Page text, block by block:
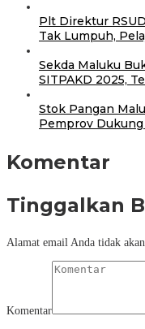
Plt Direktur
Tak Lumpuh,
Sekda Maluku
SITPAKD 2025,
Stok Pangan
Pemprov Dukung
Komentar
Tinggalkan
Alamat email Anda tidak
Komentar